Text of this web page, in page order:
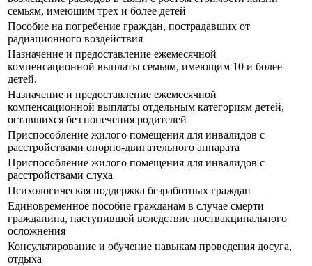
семьям, имеющим трех и более детей
Пособие на погребение граждан, пострадавших от
радиационного воздействия
Назначение и предоставление ежемесячной
компенсационной выплаты семьям, имеющим 10 и более
детей.
Назначение и предоставление ежемесячной
компенсационной выплаты отдельным категориям детей,
оставшихся без попечения родителей
Приспособление жилого помещения для инвалидов с
расстройствами опорно-двигательного аппарата
Приспособление жилого помещения для инвалидов с
расстройствами слуха
Психологическая поддержка безработных граждан
Единовременное пособие гражданам в случае смерти
гражданина, наступившей вследствие поствакцинального
осложнения
Консультирование и обучение навыкам проведения досуга,
отдыха